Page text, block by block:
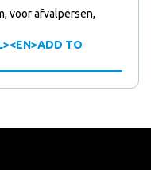
voor afvalpersen,
TO